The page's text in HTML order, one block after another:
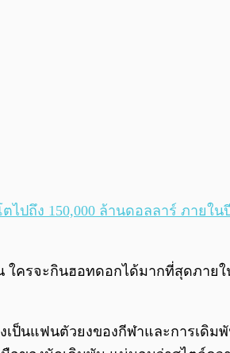
ไปถึง 150,000 ล้านดอลลาร์ ภายใน
ใครจะกินฮอทดอกได้มากที่สุดภาย
ป็นแฟนตัวยงของกีฬาและการเดิม